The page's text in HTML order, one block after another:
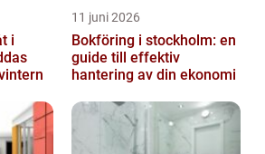
i
11 juni 2026
Bokföring i stockholm: en
guide till effektiv
hantering av din ekonomi